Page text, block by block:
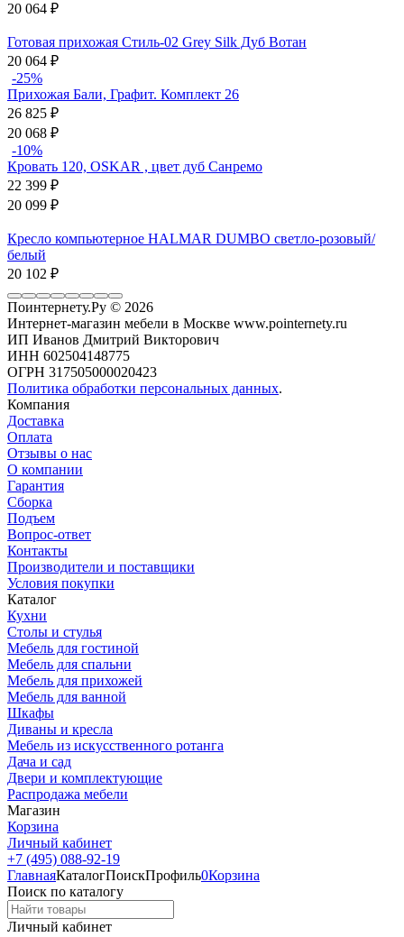
20 064 ₽
Готовая прихожая Стиль-02 Grey Silk Дуб Вотан
20 064 ₽
-25%
Прихожая Бали, Графит. Комплект 26
26 825 ₽
20 068 ₽
-10%
Кровать 120, OSKAR , цвет дуб Санремо
22 399 ₽
20 099 ₽
Кресло компьютерное HALMAR DUMBO светло-розовый/
белый
20 102 ₽
Поинтернету.Ру © 2026
Интернет-магазин мебели в Москве www.pointernety.ru
ИП Иванов Дмитрий Викторович
ИНН 602504148775
ОГРН 317505000020423
Политика обработки персональных данных.
Компания
Доставка
Оплата
Отзывы о нас
О компании
Гарантия
Сборка
Подъем
Вопрос-ответ
Контакты
Производители и поставщики
Условия покупки
Каталог
Кухни
Столы и стулья
Мебель для гостиной
Мебель для спальни
Мебель для прихожей
Мебель для ванной
Шкафы
Диваны и кресла
Мебель из искусственного ротанга
Дача и сад
Двери и комплектующие
Распродажа мебели
Магазин
Корзина
Личный кабинет
+7 (495) 088-92-19
ГлавнаяКаталогПоискПрофиль0Корзина
Поиск по каталогу
Личный кабинет